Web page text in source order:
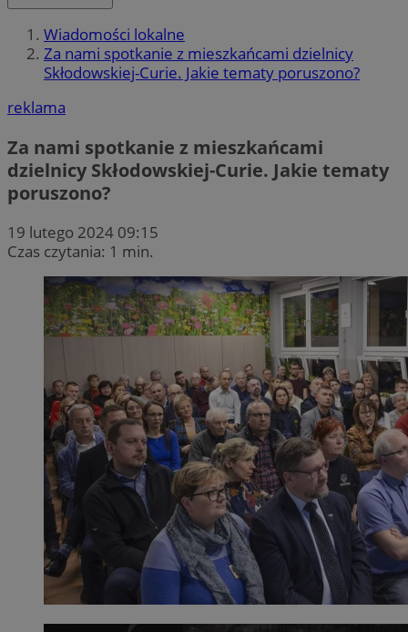
Wiadomości lokalne
Za nami spotkanie z mieszkańcami dzielnicy
Skłodowskiej-Curie. Jakie tematy poruszono?
reklama
Za nami spotkanie z mieszkańcami
dzielnicy Skłodowskiej-Curie. Jakie tematy
poruszono?
19 lutego 2024 09:15
Czas czytania: 1 min.